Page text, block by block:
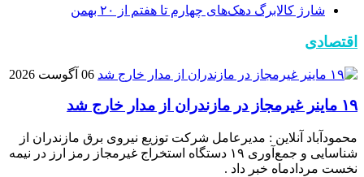
شارژ کالابرگ دهک‌های چهارم تا هفتم از ۲۰ بهمن
اقتصادی
06 آگوست 2026
۱۹ ماینر غیرمجاز در مازندران از مدار خارج شد
محمودآباد آنلاین : مدیرعامل شرکت توزیع نیروی برق مازندران از
شناسایی و جمع‌آوری ۱۹ دستگاه استخراج غیرمجاز رمز ارز در نیمه
نخست مردادماه خبر داد .